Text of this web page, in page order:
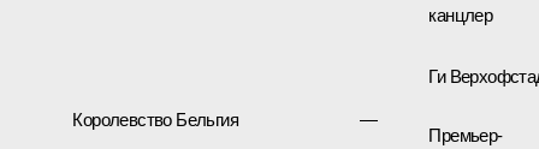
канцлер
Королевство Бельгия —
Ги
Премьер-